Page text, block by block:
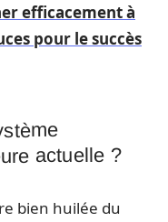
efficacement à
pour le succès
actuelle ?
bien huilée du